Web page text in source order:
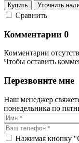
Купить Уточнить
Cравнить
Комментарии 0
Комментарии
Чтобы оставить
Перезвоните мне
Наш менеджер
понедельника по
Нажимая кнопку